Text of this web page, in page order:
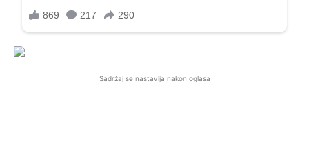
Sadržaj se nastavlja nakon oglasa